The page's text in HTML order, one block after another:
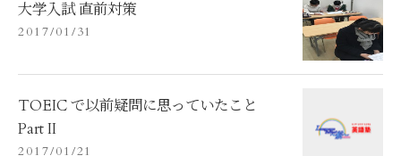
大学入試 直前対策
2017/01/31
TOEIC で以前疑問に思っていたこと
Part II
2017/01/21